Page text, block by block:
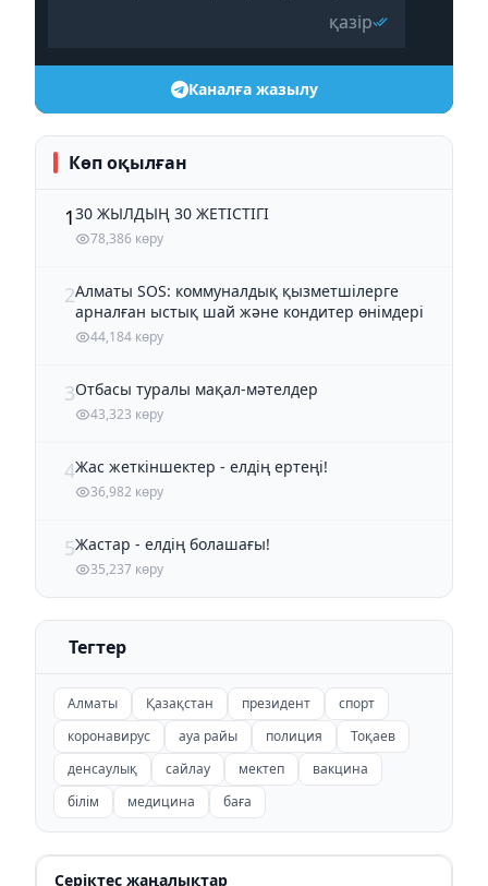
қазір
Каналға жазылу
Көп оқылған
130 ЖЫЛДЫҢ 30 ЖЕТІСТІГІ
78,386 көру
2Алматы SOS: коммуналдық қызметшілерге
арналған ыстық шай және кондитер өнімдері
44,184 көру
3Отбасы туралы мақал-мәтелдер
43,323 көру
4Жас жеткіншектер - елдің ертеңі!
36,982 көру
5Жастар - елдің болашағы!
35,237 көру
Тегтер
Алматы Қазақстан президент
спорт
коронавирус
ауа райы полиция
Тоқаев
денсаулық
сайлау мектеп
вакцина
білім
медицина баға
Серіктес жаңалықтар